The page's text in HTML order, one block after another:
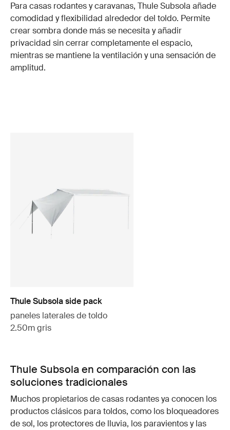
Para casas rodantes y caravanas, Thule Subsola añade
comodidad y flexibilidad alrededor del toldo. Permite
crear sombra donde más se necesita y añadir
privacidad sin cerrar completamente el espacio,
mientras se mantiene la ventilación y una sensación de
amplitud.
Thule Subsola side pack
paneles laterales de toldo
2.50m gris
Thule Subsola en comparación con las
soluciones tradicionales
Muchos propietarios de casas rodantes ya conocen los
productos clásicos para toldos, como los bloqueadores
de sol, los protectores de lluvia, los paravientos y las